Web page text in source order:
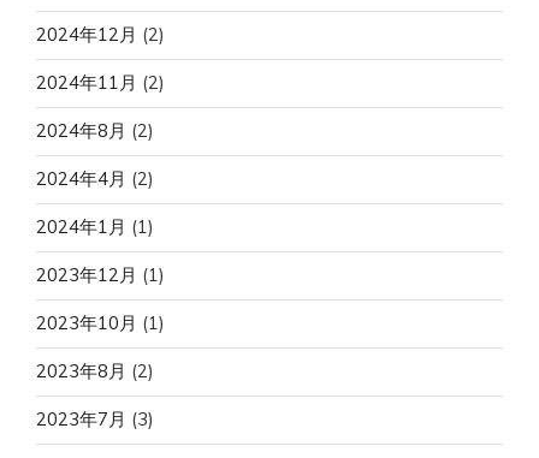
2024年12月 (2)
2024年11月 (2)
2024年8月 (2)
2024年4月 (2)
2024年1月 (1)
2023年12月 (1)
2023年10月 (1)
2023年8月 (2)
2023年7月 (3)